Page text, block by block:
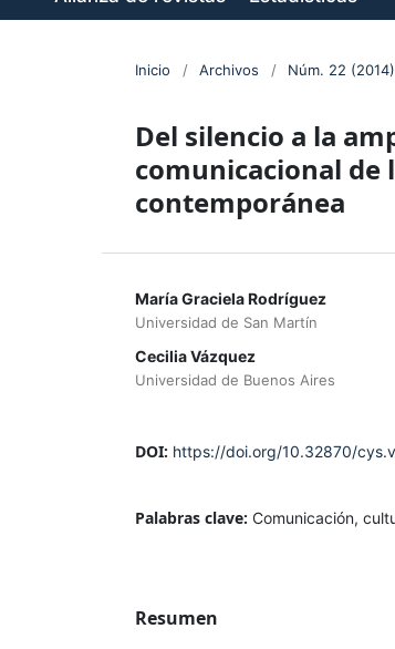
Inicio / Archivos / Núm. 22
Del silencio a la
comunicacional de
contemporánea
María Graciela Rodríguez
Universidad de San Martín
Cecilia Vázquez
Universidad de Buenos Aires
DOI: https://doi.org/10.32870/
Palabras clave: Comunicación,
Resumen